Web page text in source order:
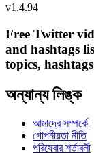
v1.4.94
Free Twitter
and hashtags
topics,
অন্যান্য লিঙ্ক
আমাদের সম্পর্কে
গোপনীয়তা নীতি
পরিষেবার শর্তাবলী